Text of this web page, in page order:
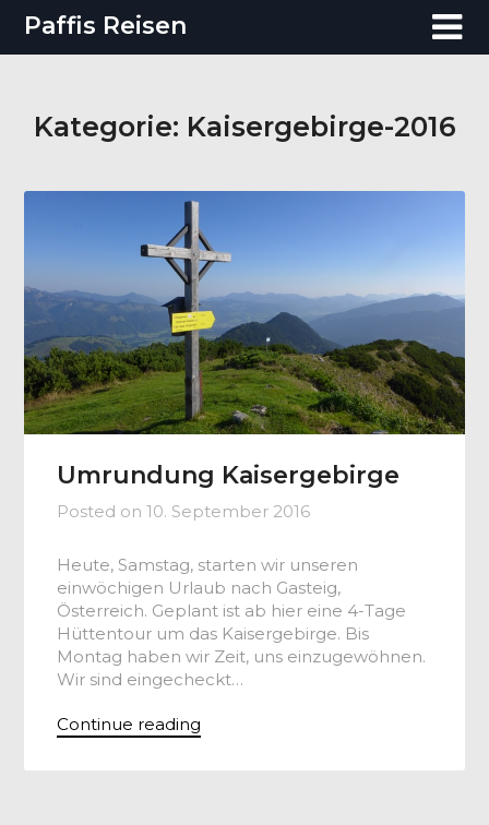
SkipPaffis Reisen
Kategorie: Kaisergebirge-2016
Umrundung Kaisergebirge
Posted on10. September 2016
Heute, Samstag, starten wir unseren
einwöchigen Urlaub nach Gasteig,
Österreich. Geplant ist ab hier eine 4-Tage
Hüttentour um das Kaisergebirge. Bis
Montag haben wir Zeit, uns einzugewöhnen.
Wir sind eingecheckt…
Continue reading